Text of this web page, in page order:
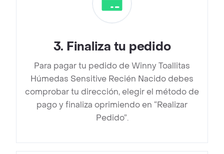
3. Finaliza tu pedido
Para pagar tu pedido de Winny Toallitas
Húmedas Sensitive Recién Nacido debes
comprobar tu dirección, elegir el método de
pago y finaliza oprimiendo en “Realizar
Pedido”.